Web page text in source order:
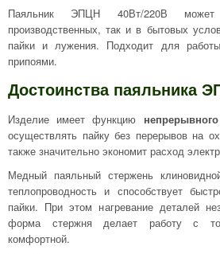
Паяльник ЭПЦН 40Вт/220В
производственных, так и в бытовых
пайки и лужения. Подходит для
припоями.
Достоинства паяльника
Изделие имеет функцию
осуществлять пайку без перерывов на
также значительно экономит расход
Медный паяльный стержень
теплопроводность и способствует
пайки. При этом нагревание деталей
форма стержня делает работу с
комфортной.